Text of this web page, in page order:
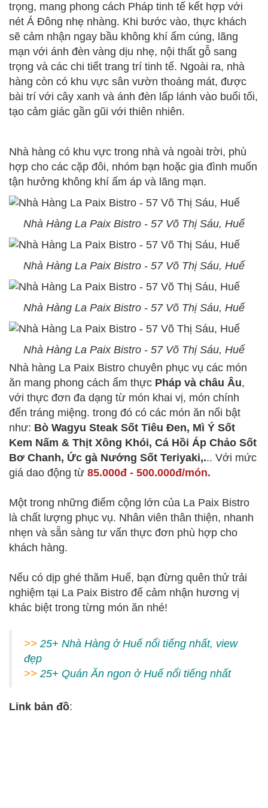
trọng, mang phong cách Pháp tinh tế kết hợp với
nét Á Đông nhẹ nhàng. Khi bước vào, thực khách
sẽ cảm nhận ngay bầu không khí ấm cúng, lãng
mạn với ánh đèn vàng dịu nhẹ, nội thất gỗ sang
trọng và các chi tiết trang trí tinh tế. Ngoài ra, nhà
hàng còn có khu vực sân vườn thoáng mát, được
bài trí với cây xanh và ánh đèn lấp lánh vào buổi tối,
tạo cảm giác gần gũi với thiên nhiên.
Nhà hàng có khu vực trong nhà và ngoài trời, phù
hợp cho các cặp đôi, nhóm bạn hoặc gia đình muốn
tận hưởng không khí ấm áp và lãng mạn.
Nhà Hàng La Paix Bistro - 57 Võ Thị Sáu, Huế
Nhà Hàng La Paix Bistro - 57 Võ Thị Sáu, Huế
Nhà Hàng La Paix Bistro - 57 Võ Thị Sáu, Huế
Nhà Hàng La Paix Bistro - 57 Võ Thị Sáu, Huế
Nhà hàng La Paix Bistro chuyên phục vụ các món
ăn mang phong cách ẩm thực Pháp và châu Âu,
với thực đơn đa dạng từ món khai vị, món chính
đến tráng miệng. trong đó có các món ăn nổi bật
như: Bò Wagyu Steak Sốt Tiêu Đen, Mì Ý Sốt
Kem Nấm & Thịt Xông Khói, Cá Hồi Áp Chảo Sốt
Bơ Chanh, Ức gà Nướng Sốt Teriyaki,... Với mức
giá dao động từ 85.000đ - 500.000đ/món.
Một trong những điểm cộng lớn của La Paix Bistro
là chất lượng phục vụ. Nhân viên thân thiện, nhanh
nhẹn và sẵn sàng tư vấn thực đơn phù hợp cho
khách hàng.
Nếu có dịp ghé thăm Huế, bạn đừng quên thử trải
nghiệm tại La Paix Bistro để cảm nhận hương vị
khác biệt trong từng món ăn nhé!
>> 25+ Nhà Hàng ở Huế nổi tiếng nhất, view
đẹp
>> 25+ Quán Ăn ngon ở Huế nổi tiếng nhất
Link bản đồ: